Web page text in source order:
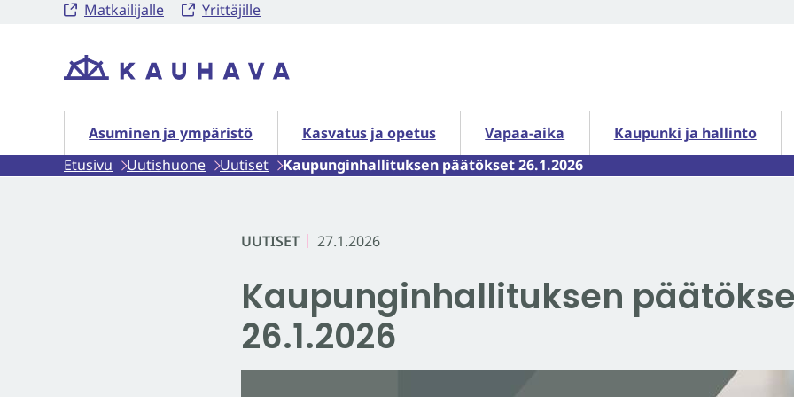
SiirryMatkailijalle Yrittäjille
Etusivu
Asuminen ja ympäristö
Asuminen ja ympäristö alasivut Kasvatus ja opetus
Kasvatus ja opetus alasivut Vapaa-aika
Vapaa-aika alasivutKaupunki ja hallinto
Kaupunki ja hallinto alasivut
Etusivu
Uutishuone Uutiset Kaupunginhallituksen päätökset 26.1.2026
UUTISET 27.1.2026
Kaupunginhallituksen
26.1.2026